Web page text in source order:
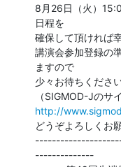
8月26日（火）
日程を
確保して頂ければ
講演会参加登録の
ますので
少々お待ちください
http://
どうぞよろしくお
--------------